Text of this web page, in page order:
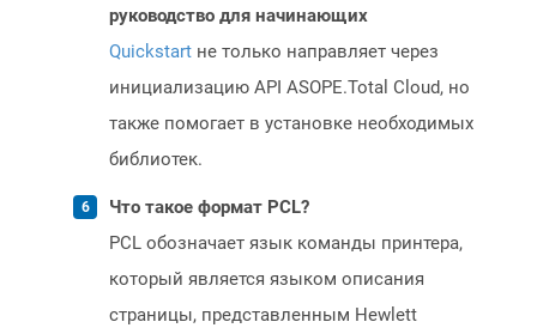
руководство для начинающих
Quickstart не только направляет через
инициализацию API ASOPE.Total Cloud, но
также помогает в установке необходимых
библиотек.
Что такое формат PCL?
PCL обозначает язык команды принтера,
который является языком описания
страницы, представленным Hewlett